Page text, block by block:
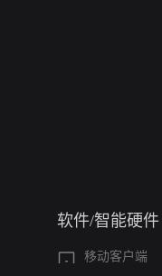
软件/智能硬件
移动客户端